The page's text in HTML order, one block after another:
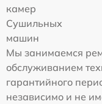
камер
Сушильных
машин
Мы занимаемся
обслуживанием
гарантийного
независимо и не